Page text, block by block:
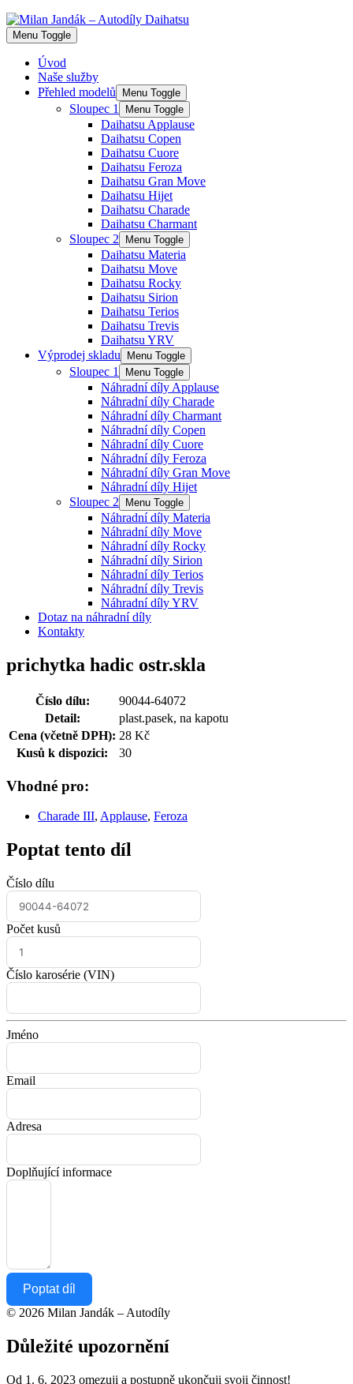
Menu Toggle
Úvod
Naše služby
Přehled modelů
Menu Toggle
Sloupec 1 Menu Toggle
Daihatsu Applause
Daihatsu Copen
Daihatsu Cuore
Daihatsu Feroza
Daihatsu Gran Move
Daihatsu Hijet
Daihatsu Charade
Daihatsu Charmant
Sloupec 2
Menu Toggle
Daihatsu Materia
Daihatsu Move
Daihatsu Rocky
Daihatsu Sirion
Daihatsu Terios
Daihatsu Trevis
Daihatsu YRV
Výprodej skladu
Menu Toggle
Sloupec 1 Menu Toggle
Náhradní díly Applause
Náhradní díly Charade
Náhradní díly Charmant
Náhradní díly Copen
Náhradní díly Cuore
Náhradní díly Feroza
Náhradní díly Gran Move
Náhradní díly Hijet
Sloupec 2
Menu Toggle
Náhradní díly Materia
Náhradní díly Move
Náhradní díly Rocky
Náhradní díly Sirion
Náhradní díly Terios
Náhradní díly Trevis
Náhradní díly YRV
Dotaz na náhradní díly
Kontakty
prichytka hadic ostr.skla
Číslo dílu:
90044-64072
Detail:
plast.pasek, na kapotu
Cena (včetně DPH): 28 Kč
Kusů k dispozici:
30
Vhodné pro:
Charade III, Applause, Feroza
Poptat tento díl
Číslo dílu
Počet kusů
Číslo karosérie (VIN)
Jméno
Email
Adresa
Doplňující informace
Poptat díl
© 2026 Milan Jandák – Autodíly
Důležité upozornění
Od 1. 6. 2023 omezuji a postupně ukončuji svoji činnost!